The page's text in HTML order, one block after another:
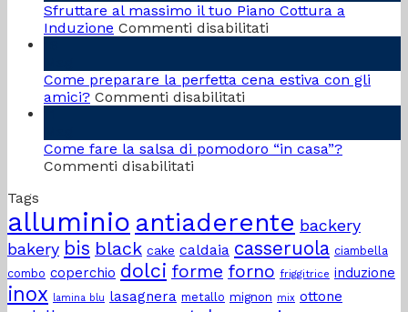
estivi
davvero
italy
Sfruttare al massimo il tuo Piano Cottura a
Induzione Commenti disabilitati
massimo
Cottura
Come preparare la perfetta cena estiva con gli
amici? Commenti disabilitati
la
con
gli
amici?
Come fare la salsa di pomodoro “in casa”?
Commenti disabilitati
la
salsa
di
pomodoro
casa”?
Tags
alluminio antiaderente backery
bakery bis black cake caldaia casseruola ciambella
combo coperchio dolci forme forno friggitrice induzione
inox lamina blu lasagnera metallo mignon mix ottone